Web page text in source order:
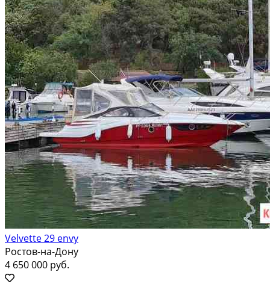
Velvette 29 envy
Ростов-на-Дону
4 650 000 руб.